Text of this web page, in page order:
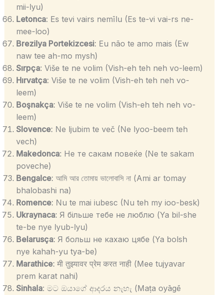
mii-lyu)
Letonca: Es tevi vairs nemīlu (Es te-vi vai-rs ne-
mee-loo)
Brezilya Portekizcesi: Eu não te amo mais (Ew
naw tee ah-mo mysh)
Sırpça: Više te ne volim (Vish-eh teh neh vo-leem)
Hırvatça: Više te ne volim (Vish-eh teh neh vo-
leem)
Boşnakça: Više te ne volim (Vish-eh teh neh vo-
leem)
Slovence: Ne ljubim te več (Ne lyoo-beem teh
vech)
Makedonca: Не те сакам повеќе (Ne te sakam
poveche)
Bengalce: আমি আর তোমায় ভালোবাসি না (Ami ar tomay
bhalobashi na)
Romence: Nu te mai iubesc (Nu teh my ioo-besk)
Ukraynaca: Я більше тебе не люблю (Ya bil-she
te-be nye lyub-lyu)
Belarusça: Я больш не кахаю цябе (Ya bolsh
nye kahah-yu tya-be)
Marathice: मी तुझ्यावर प्रेम करत नाही (Mee tujyavar
prem karat nahi)
Sinhala: මට ඔයාගේ ආදරය නැහැ (Maṭa oyāgē